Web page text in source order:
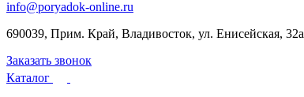
info@poryadok-online.ru
690039, Прим. Край, Владивосток, ул. Енисейская, 32а
Заказать звонок
Каталог